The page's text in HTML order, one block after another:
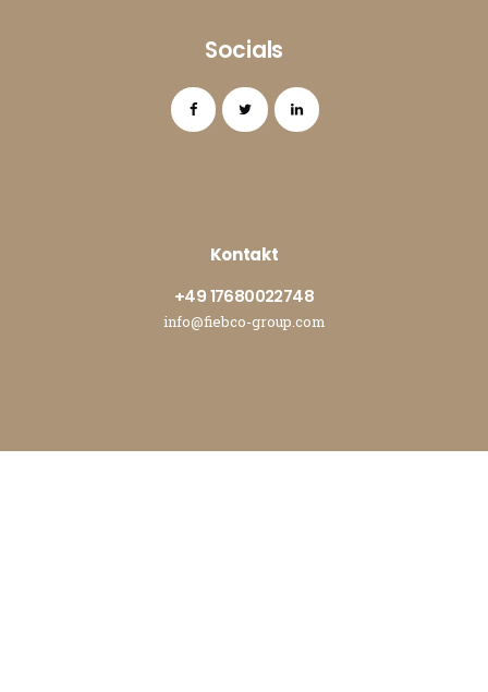
Socials
Kontakt
+49 17680022748
info@fiebco-group.com